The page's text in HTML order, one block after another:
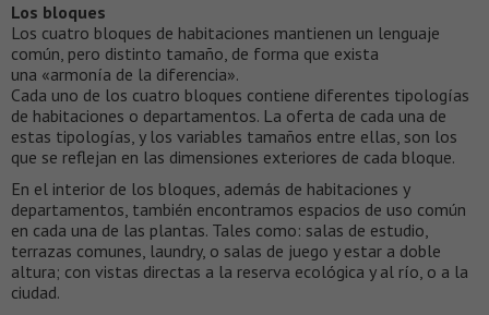
Los bloques
Los cuatro bloques de habitaciones mantienen un lenguaje
común, pero distinto tamaño, de forma que exista
una «armonía de la diferencia».
Cada uno de los cuatro bloques contiene diferentes tipologías
de habitaciones o departamentos. La oferta de cada una de
estas tipologías, y los variables tamaños entre ellas, son los
que se reflejan en las dimensiones exteriores de cada bloque.
En el interior de los bloques, además de habitaciones y
departamentos, también encontramos espacios de uso común
en cada una de las plantas. Tales como: salas de estudio,
terrazas comunes, laundry, o salas de juego y estar a doble
altura; con vistas directas a la reserva ecológica y al río, o a la
ciudad.